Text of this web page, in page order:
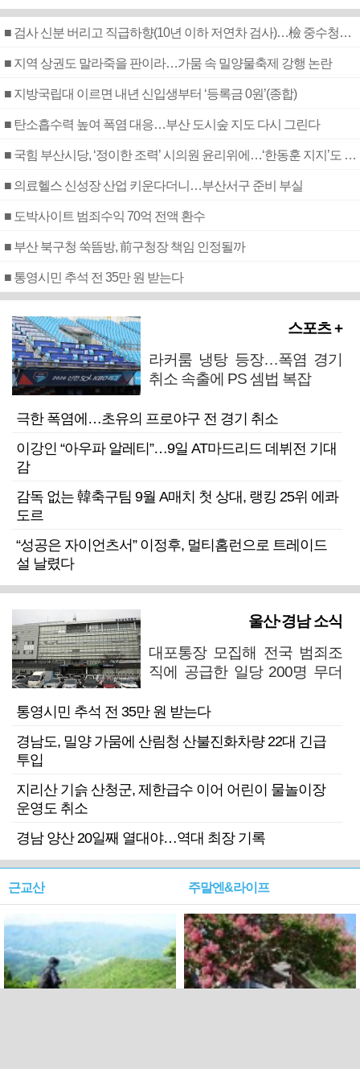
■ 검사 신분 버리고 직급하향(10년 이하 저연차 검사)…檢 중수청행 기피
■ 지역 상권도 말라죽을 판이라…가뭄 속 밀양물축제 강행 논란
■ 지방국립대 이르면 내년 신입생부터 ‘등록금 0원’(종합)
■ 탄소흡수력 높여 폭염 대응…부산 도시숲 지도 다시 그린다
■ 국힘 부산시당, ‘정이한 조력’ 시의원 윤리위에…‘한동훈 지지’도 신고접수
■ 의료헬스 신성장 산업 키운다더니…부산서구 준비 부실
■ 도박사이트 범죄수익 70억 전액 환수
■ 부산 북구청 쑥뜸방, 前구청장 책임 인정될까
■ 통영시민 추석 전 35만 원 받는다
스포츠 +
라커룸 냉탕 등장…폭염 경기
취소 속출에 PS 셈법 복잡
극한 폭염에…초유의 프로야구 전 경기 취소
이강인 “아우파 알레티”…9일 AT마드리드 데뷔전 기대
감
감독 없는 韓축구팀 9월 A매치 첫 상대, 랭킹 25위 에콰
도르
“성공은 자이언츠서” 이정후, 멀티홈런으로 트레이드
설 날렸다
울산·경남 소식
대포통장 모집해 전국 범죄조
직에 공급한 일당 200명 무더
통영시민 추석 전 35만 원 받는다
경남도, 밀양 가뭄에 산림청 산불진화차량 22대 긴급
투입
지리산 기슭 산청군, 제한급수 이어 어린이 물놀이장
운영도 취소
경남 양산 20일째 열대야…역대 최장 기록
근교산 주말엔&라이프